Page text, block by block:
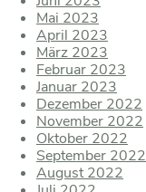
Mai 2023
April 2023
März 2023
Februar 2023
Januar 2023
Dezember 2022
November 2022
Oktober 2022
September 2022
August 2022